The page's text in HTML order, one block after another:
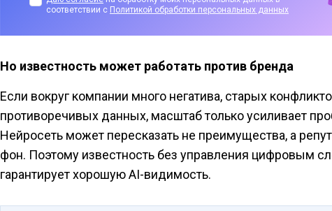
соответствии с Политикой обработки персональных данных
Но известность может работать против бренда
Если вокруг компании много негатива, старых
противоречивых данных, масштаб только усиливает
Нейросеть может пересказать не преимущества, а
фон. Поэтому известность без управления цифровым
гарантирует хорошую AI-видимость.